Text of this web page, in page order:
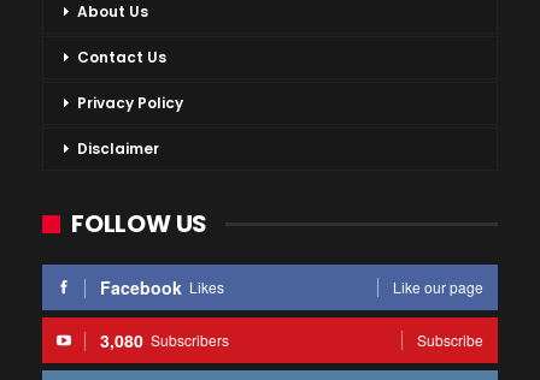
About Us
Contact Us
Privacy Policy
Disclaimer
FOLLOW US
Facebook Likes Like our page
3,080 Subscribers Subscribe